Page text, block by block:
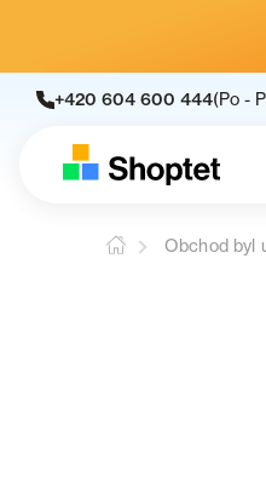
+420 604 600 444(Po -
Obchod byl